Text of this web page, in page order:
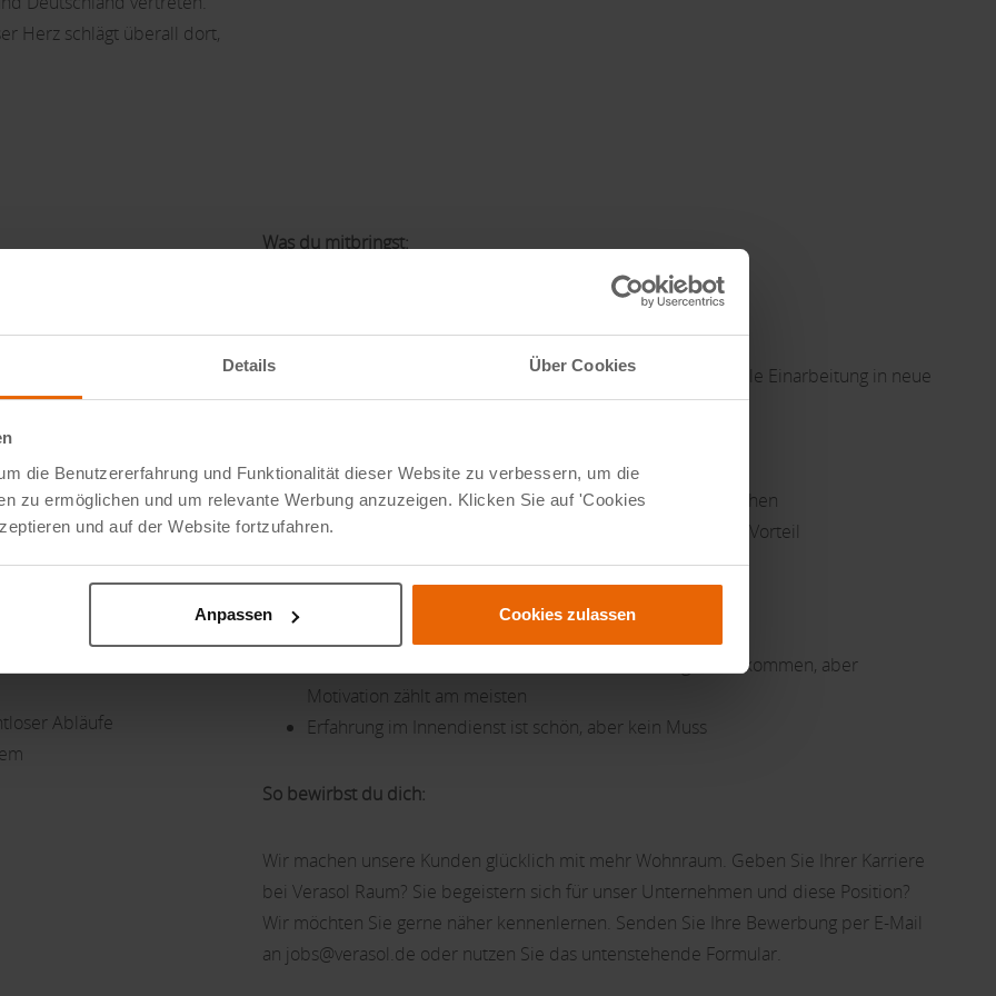
Details Über Cookies
die Benutzererfahrung und Funktionalität dieser Website zu verbessern, um die
zu ermöglichen und um relevante Werbung anzuzeigen. Klicken Sie auf 'Cookies
und auf der Website fortzufahren.
Anpassen Cookies zulassen
Herz schlägt überall dort,
Kunden und Kollegen
und Retail-
Realisierung
und guter
Abläufe
Was du mitbringst:
Sicherer Umgang mit Computern (MS Office) und schnelle Einarbeitung in neue
Systeme
Strukturierte Arbeitsweise und Blick fürs Detail
Proaktive, mitdenkende Haltung und Freude am Mitmachen
Niederländisch Kenntnisse? Dann hast du bei uns einen Vorteil
Eine kaufmännische oder technische Ausbildung ist willkommen, aber
Motivation zählt am meisten
Erfahrung im Innendienst ist schön, aber kein Muss
So bewirbst du dich:
Wir machen unsere Kunden glücklich mit mehr Wohnraum. Geben Sie Ihrer Karriere
bei Verasol Raum? Sie begeistern sich für unser Unternehmen und diese Position?
Wir möchten Sie gerne näher kennenlernen. Senden Sie Ihre Bewerbung per E-Mail
an jobs@verasol.de oder nutzen Sie das untenstehende Formular.